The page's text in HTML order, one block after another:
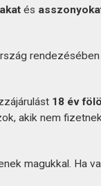
és
18 év
akik nem
magukkal. Ha